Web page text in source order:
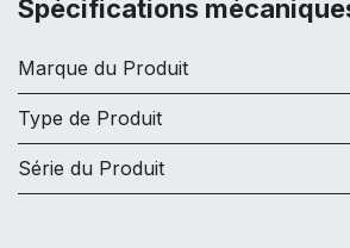
Spécifications
Marque du Produit
Type de Produit
Série du Produit